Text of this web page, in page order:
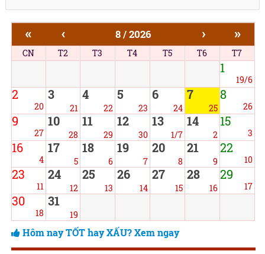
« ‹ 8 / 2026 › »
CN T2 T3 T4 T5 T6 T7
1
19/6
2
20
3
21
4
22
5
23
6
24
7
25
8
26
9
27
10
28
11
29
12
30
13
1/7
14
2
15
3
16
4
17
5
18
6
19
7
20
8
21
9
22
10
23
11
24
12
25
13
26
14
27
15
28
16
29
17
30
18
31
19
Hôm nay TỐT hay XẤU? Xem ngay